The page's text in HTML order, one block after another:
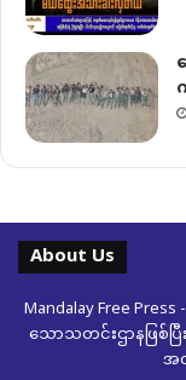
About Us
Mandalay Free
သောသတင်းဌာနဖြစ်ပ
အ